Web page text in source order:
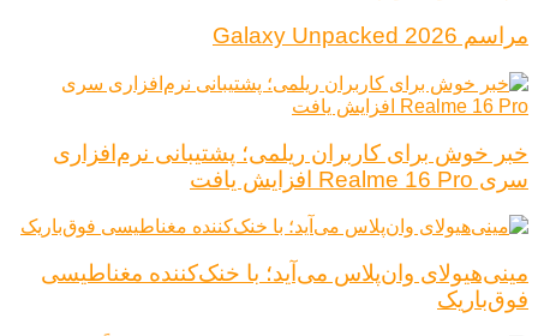
مراسم Galaxy Unpacked 2026
خبر خوش برای کاربران ریلمی؛ پشتیبانی نرم‌افزاری
سری Realme 16 Pro افزایش یافت
مینی‌هیولای وان‌پلاس می‌آید؛ با خنک‌کننده مغناطیسی
فوق‌باریک